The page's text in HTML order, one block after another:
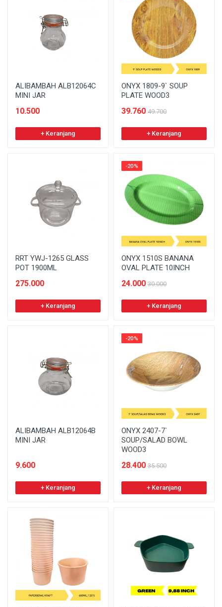
ALIBAMBAH ALB12064C
MINI JAR
10.500
+ Keranjang
ONYX 1809-9` SOUP
PLATE WOOD3
39.760 49.700
+ Keranjang
RRT YWJ-1265 GLASS
POT 1900ML
275.000
+ Keranjang
-20%
ONYX 1510S BANANA
OVAL PLATE 10INCH
24.000 30.000
+ Keranjang
ALIBAMBAH ALB12064B
MINI JAR
9.600
+ Keranjang
-20%
ONYX 2407-7`
SOUP/SALAD BOWL
WOOD3
28.400 35.500
+ Keranjang